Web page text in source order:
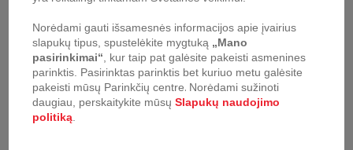
Rankena Tefal Ingenio
Norėdami gauti išsamesnės informacijos apie įvairius
slapukų tipus, spustelėkite mygtuką „Mano
pasirinkimai“ , kur taip pat galėsite pakeisti asmenines
parinktis. Pasirinktas parinktis bet kuriuo metu galėsite
pakeisti mūsų Parinkčių centre. Norėdami sužinoti
daugiau, perskaitykite mūsų Slapukų naudojimo
politiką